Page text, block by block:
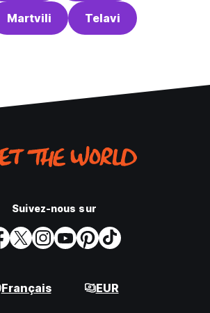
Martvili Telavi
Suivez-nous sur
Français EUR